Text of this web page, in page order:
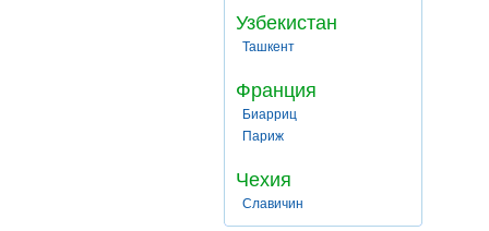
Узбекистан
Ташкент
Франция
Биарриц
Париж
Чехия
Славичин